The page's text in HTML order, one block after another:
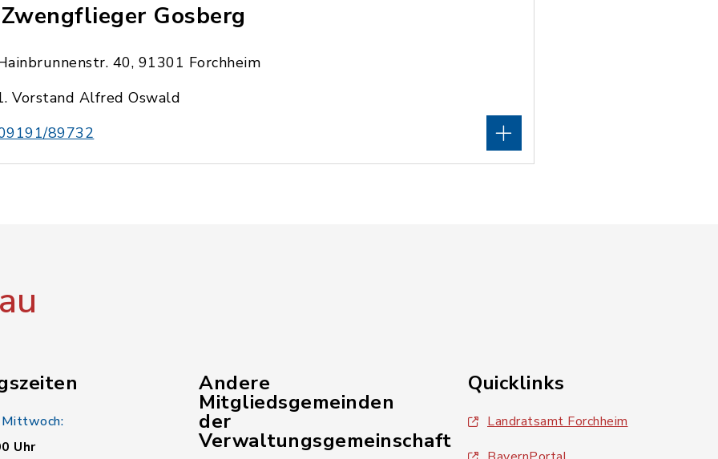
Gosberg
40, 91301 Forchheim
Vorstand Alfred Oswald
89732
Uhr
Andere
Mitgliedsgemeinden
der
Verwaltungsgemeinschaft
Quicklinks
Landratsamt Forchheim